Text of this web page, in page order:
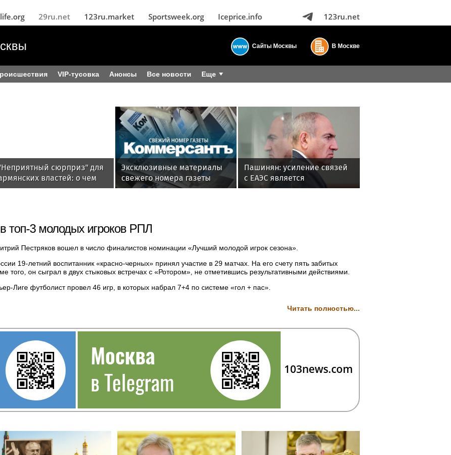
29ru.net 123ru.market Sportsweek.org Iceprice.info 123ru.net
Сайты Москвы В Москве
VIP-тусовка Анонсы Все новости Еще
сюрприз" для
властей: о чем
Москва и Ереван
Эксклюзивные материалы
свежего номера газеты
«Коммерсантъ»:
Пашинян: усиление связей
с ЕАЭС является
внешнеполитическим
топ-3 молодых игроков РПЛ
Пестряков вошел в число финалистов номинации «Лучший молодой игрок сезона».
19-летний воспитанник «красно-черных» принял участие в 29 матчах. На его счету пять забитых
того, он сыграл в двух стыковых встречах с «Ротором», не отметившись результативными действиями.
Лиге футболист провел 46 игр, в которых набрал 7+4 по системе «гол + пас».
Читать полностью...
Москва
в Telegram
103news.com